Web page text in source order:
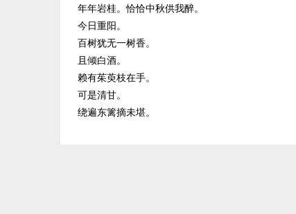
年年岩桂。恰恰中秋供我醉。
今日重阳。
百树犹无一树香。
且倾白酒。
赖有茱萸枝在手。
可是清甘。
绕遍东篱摘未堪。